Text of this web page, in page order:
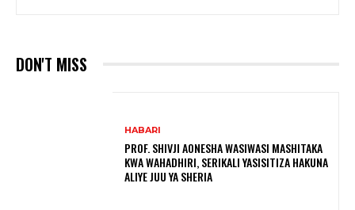
DON'T MISS
HABARI
PROF. SHIVJI AONESHA WASIWASI MASHITAKA
KWA WAHADHIRI, SERIKALI YASISITIZA HAKUNA
ALIYE JUU YA SHERIA